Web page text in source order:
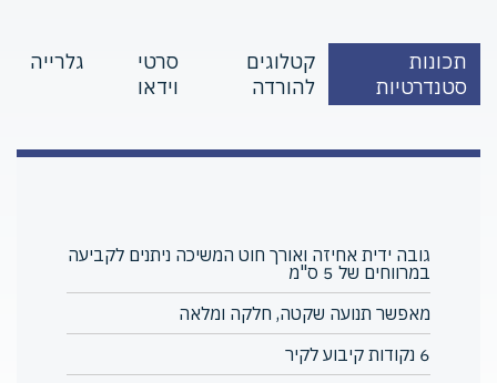
תכונות
סטנדרטיות
קטלוגים
להורדה
סרטי
וידאו
גלרייה
גובה ידית אחיזה ואורך חוט המשיכה ניתנים לקביעה
במרווחים של 5 ס"מ
מאפשר תנועה שקטה, חלקה ומלאה
6 נקודות קיבוע לקיר